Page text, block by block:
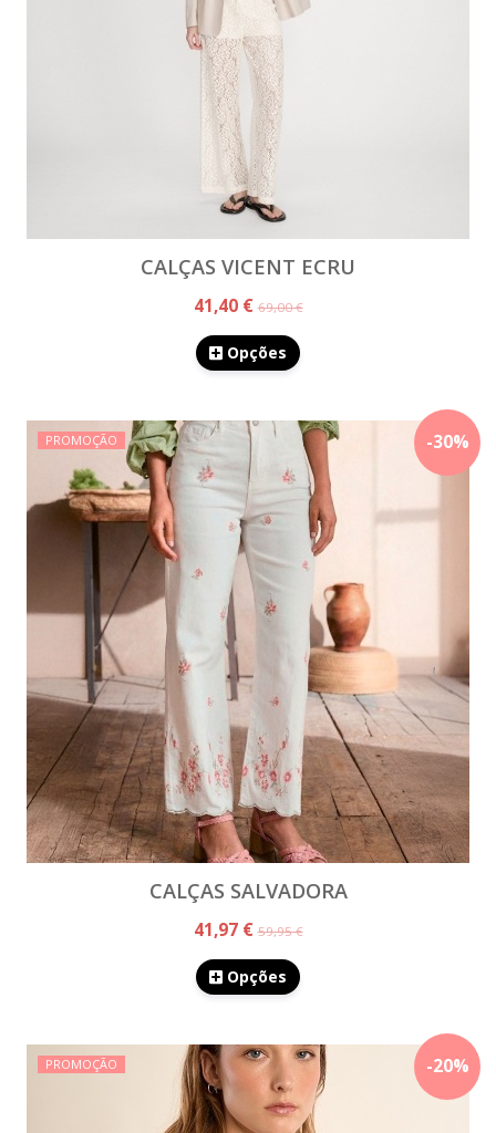
CALÇAS VICENT ECRU
41,40 €69,00 €
Opções
-30%
PROMOÇÃO
CALÇAS SALVADORA
41,97 €59,95 €
Opções
-20%
PROMOÇÃO